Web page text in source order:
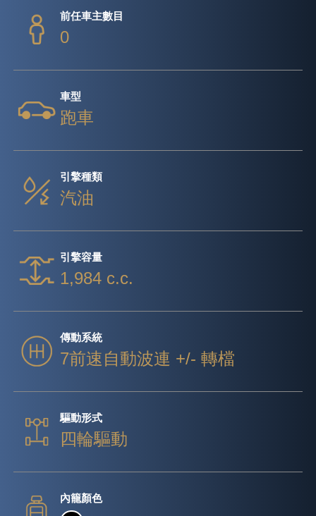
前任車主數目
0
車型
跑車
引擎種類
汽油
引擎容量
1,984 c.c.
傳動系統
7前速自動波連 +/- 轉檔
驅動形式
四輪驅動
內籠顏色